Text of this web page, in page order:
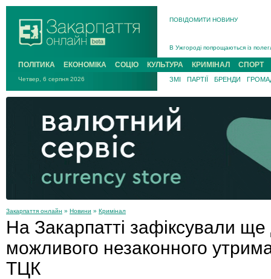
ПОВІДОМИТИ НОВИНУ
В Ужгороді попрощаються із
В Ужгороді 5 серпня
Підтвердили загибель
На війні з рф поліг військовий з
На Хустщині внаслідок ДТП за
Інструктора районного ТЦК на
ПОЛІТИКА ЕКОНОМІКА СОЦІО КУЛЬТУРА КРИМІНАЛ СПОРТ
Четвер, 6 серпня 2026 ЗМІ ПАРТІЇ БРЕНДИ
Закарпаття онлайн » Новини » Кримінал
На Закарпатті зафіксували
можливого незаконного
ТЦК